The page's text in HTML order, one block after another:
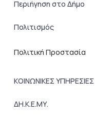
Περιήγηση στο Δήμο
Πολιτισμός
Πολιτική Προστασία
ΚΟΙΝΩΝΙΚΕΣ ΥΠΗΡΕΣΙΕΣ
ΔΗ.Κ.Ε.ΜΥ.